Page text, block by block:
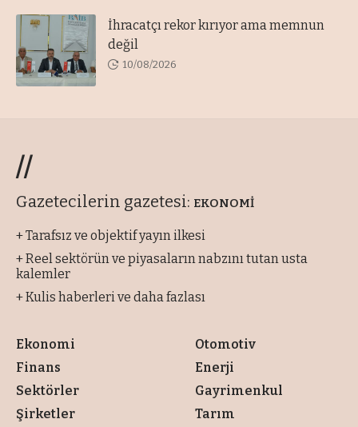
İhracatçı rekor kırıyor ama memnun
değil
10/08/2026
//
Gazetecilerin gazetesi: EKONOMİ
+ Tarafsız ve objektif yayın ilkesi
+ Reel sektörün ve piyasaların nabzını tutan usta
kalemler
+ Kulis haberleri ve daha fazlası
Ekonomi
Finans
Sektörler
Şirketler
Otomotiv
Enerji
Gayrimenkul
Tarım